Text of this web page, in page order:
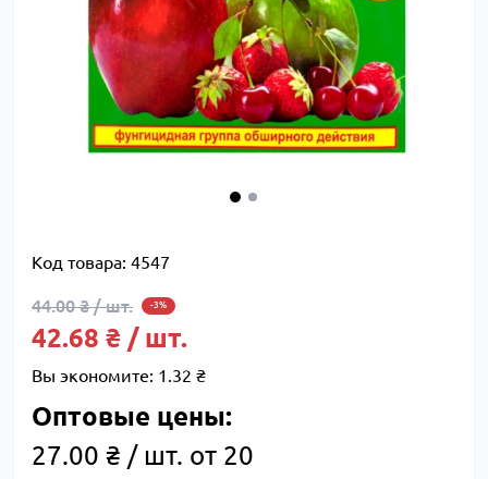
Код товара: 4547
44.00 ₴ / шт. -3%
42.68 ₴ / шт.
Вы экономите: 1.32 ₴
Оптовые цены:
27.00 ₴ / шт. от 20